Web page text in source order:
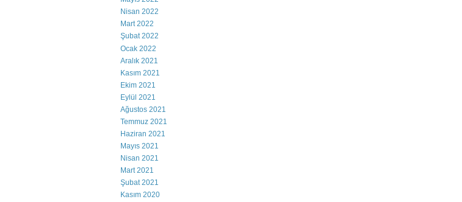
Nisan 2022
Mart 2022
Şubat 2022
Ocak 2022
Aralık 2021
Kasım 2021
Ekim 2021
Eylül 2021
Ağustos 2021
Temmuz 2021
Haziran 2021
Mayıs 2021
Nisan 2021
Mart 2021
Şubat 2021
Kasım 2020